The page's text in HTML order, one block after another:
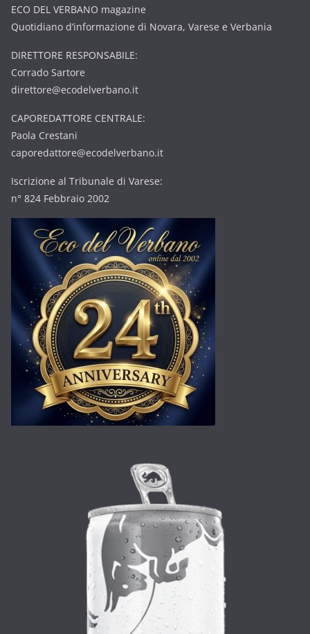
ECO DEL VERBANO magazine
Quotidiano d’informazione di Novara, Varese e Verbania
DIRETTORE RESPONSABILE:
Corrado Sartore
direttore@ecodelverbano.it
CAPOREDATTORE CENTRALE:
Paola Crestani
caporedattore@ecodelverbano.it
Iscrizione al Tribunale di Varese:
n° 824 Febbraio 2002